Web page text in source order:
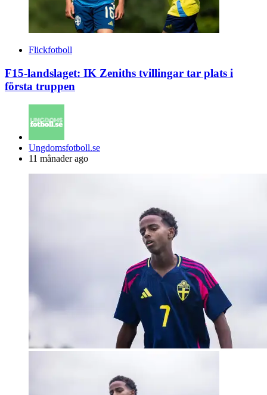
Flickfotboll
F15-landslaget: IK Zeniths tvillingar tar plats i
första truppen
Posted
by
Ungdomsfotboll.se
11 månader ago